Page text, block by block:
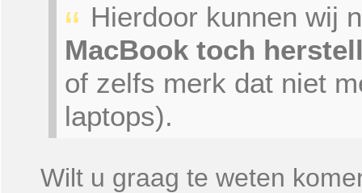
Hierdoor kunnen wij
MacBook toch
of zelfs merk dat niet
laptops).
Wilt u graag te weten